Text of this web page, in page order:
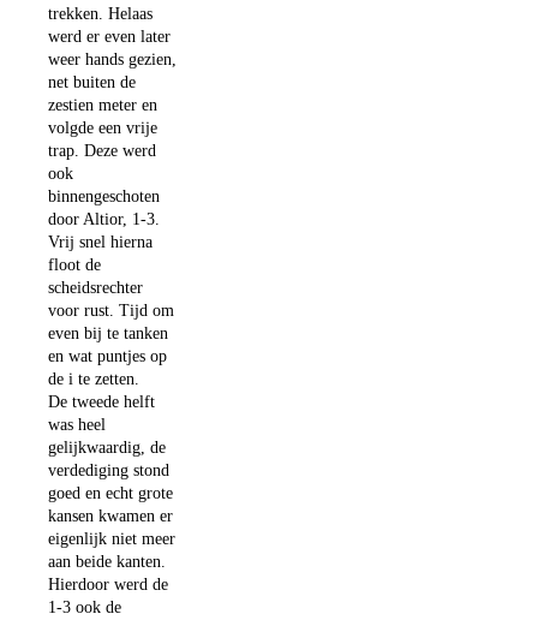
trekken. Helaas
werd er even later
weer hands gezien,
net buiten de
zestien meter en
volgde een vrije
trap. Deze werd
ook
binnengeschoten
door Altior, 1-3.
Vrij snel hierna
floot de
scheidsrechter
voor rust. Tijd om
even bij te tanken
en wat puntjes op
de i te zetten.
De tweede helft
was heel
gelijkwaardig, de
verdediging stond
goed en echt grote
kansen kwamen er
eigenlijk niet meer
aan beide kanten.
Hierdoor werd de
1-3 ook de